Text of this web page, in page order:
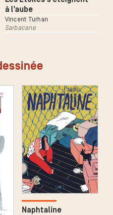
à l’aube
Vincent Turhan
Sarbacane
Naphtaline